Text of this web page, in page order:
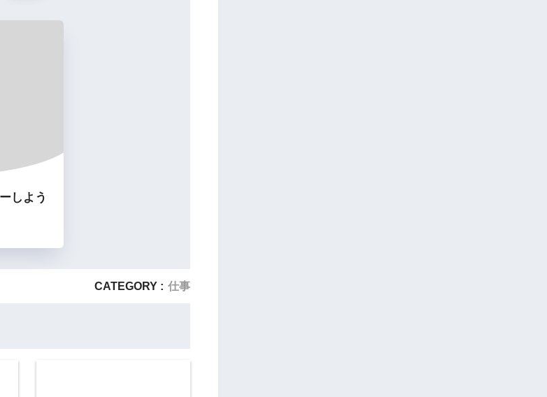
しよう
CATEGORY : 仕事